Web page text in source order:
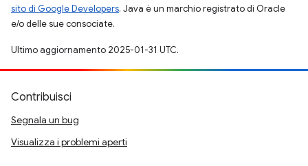
sito di Google Developers. Java è un marchio registrato di Oracle
e/o delle sue consociate.
Ultimo aggiornamento 2025-01-31 UTC.
Contribuisci
Segnala un bug
Visualizza i problemi aperti